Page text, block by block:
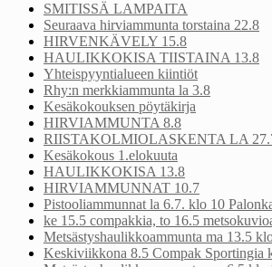
SMITISSÄ LAMPAITA
Seuraava hirviammunta torstaina 22.8
HIRVENKÄVELY 15.8
HAULIKKOKISA TIISTAINA 13.8
Yhteispyyntialueen kiintiöt
Rhy:n merkkiammunta la 3.8
Kesäkokouksen pöytäkirja
HIRVIAMMUNTA 8.8
RIISTAKOLMIOLASKENTA LA
Kesäkokous 1.elokuuta
HAULIKKOKISA 13.8
HIRVIAMMUNNAT 10.7
Pistooliammunnat la 6.7. klo 10
ke 15.5 compakkia, to 16.5
Metsästyshaulikkoammunta ma 13.5
Keskiviikkona 8.5 Compak Sportingia